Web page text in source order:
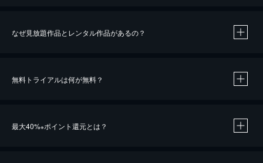
なぜ見放題作品とレンタル作品があるの？
無料トライアルは何が無料？
最大40%※ポイント還元とは？